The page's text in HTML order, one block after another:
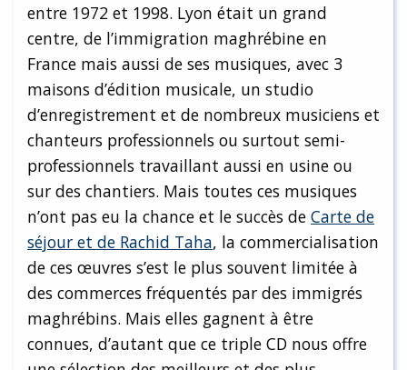
entre 1972 et 1998. Lyon était un grand
centre, de l’immigration maghrébine en
France mais aussi de ses musiques, avec 3
maisons d’édition musicale, un studio
d’enregistrement et de nombreux musiciens et
chanteurs professionnels ou surtout semi-
professionnels travaillant aussi en usine ou
sur des chantiers. Mais toutes ces musiques
n’ont pas eu la chance et le succès de Carte de
séjour et de Rachid Taha, la commercialisation
de ces œuvres s’est le plus souvent limitée à
des commerces fréquentés par des immigrés
maghrébins. Mais elles gagnent à être
connues, d’autant que ce triple CD nous offre